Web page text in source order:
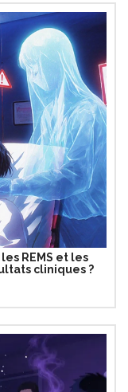
REMS et les
cliniques ?